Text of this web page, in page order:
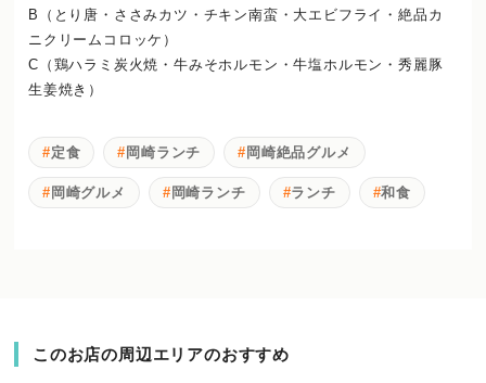
B（とり唐・ささみカツ・チキン南蛮・大エビフライ・絶品カ
ニクリームコロッケ）
C（鶏ハラミ炭火焼・牛みそホルモン・牛塩ホルモン・秀麗豚
生姜焼き）
定食 岡崎ランチ 岡崎絶品グルメ
岡崎グルメ 岡崎ランチ ランチ 和食
このお店の周辺エリアのおすすめ